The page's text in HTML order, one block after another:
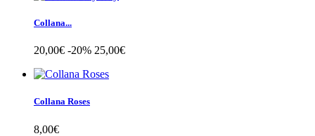
Collana...
20,00€ -20% 25,00€
Collana Roses
8,00€